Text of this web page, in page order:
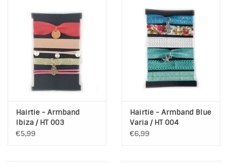
Hairtie - Armband
Ibiza / HT 003
€5,99
Hairtie - Armband Blue
Varia / HT 004
€6,99